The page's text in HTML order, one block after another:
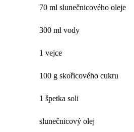
70 ml slunečnicového oleje
300 ml vody
1 vejce
100 g skořicového cukru
1 špetka soli
slunečnicový olej